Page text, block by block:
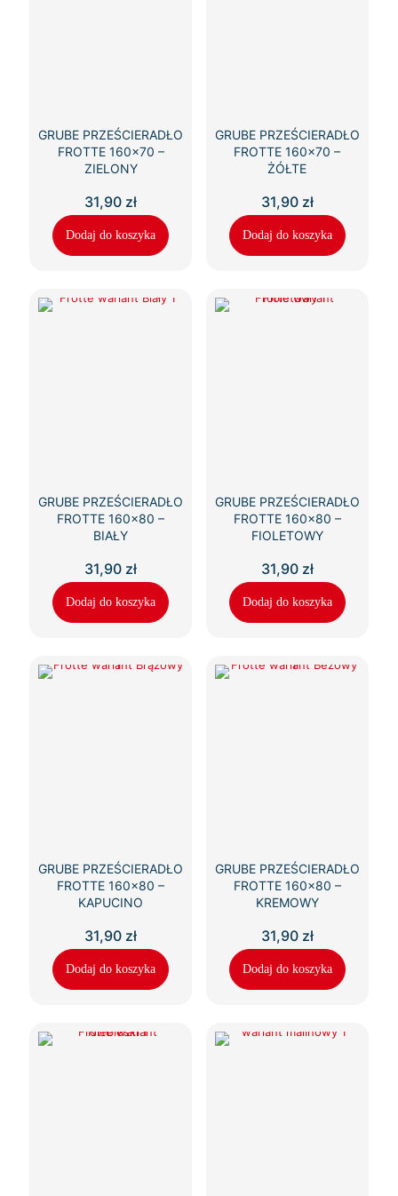
GRUBE PRZEŚCIERADŁO
FROTTE 160×70 –
ZIELONY
31,90 zł
Dodaj do koszyka
GRUBE PRZEŚCIERADŁO
FROTTE 160×70 –
ŻÓŁTE
31,90 zł
Dodaj do koszyka
GRUBE PRZEŚCIERADŁO
FROTTE 160×80 –
BIAŁY
31,90 zł
Dodaj do koszyka
GRUBE PRZEŚCIERADŁO
FROTTE 160×80 –
FIOLETOWY
31,90 zł
Dodaj do koszyka
GRUBE PRZEŚCIERADŁO
FROTTE 160×80 –
KAPUCINO
31,90 zł
Dodaj do koszyka
GRUBE PRZEŚCIERADŁO
FROTTE 160×80 –
KREMOWY
31,90 zł
Dodaj do koszyka